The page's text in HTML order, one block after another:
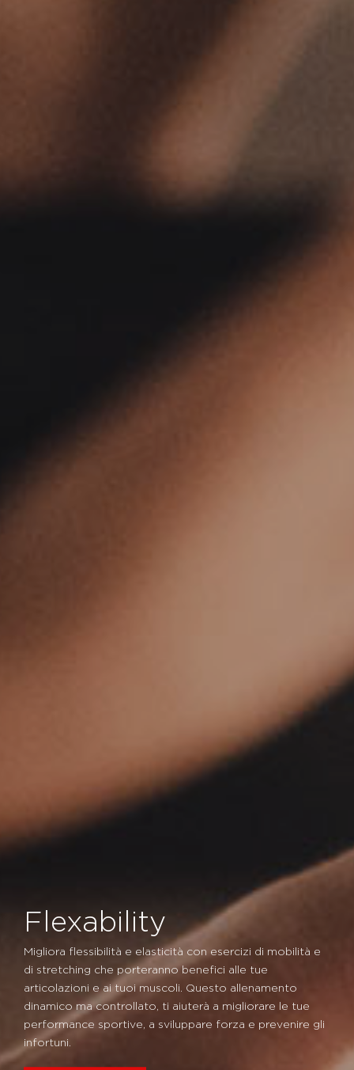
Flexability
Migliora flessibilità e elasticità con esercizi di mobilità e
di stretching che porteranno benefici alle tue
articolazioni e ai tuoi muscoli. Questo allenamento
dinamico ma controllato, ti aiuterà a migliorare le tue
performance sportive, a sviluppare forza e prevenire gli
infortuni.